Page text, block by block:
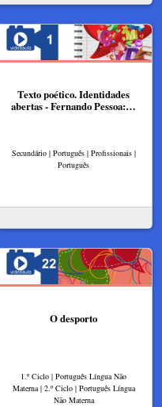
Texto poético. Identidades
abertas - Fernando Pessoa:…
Secundário | Português | Profissionais |
Português
O desporto
1.º Ciclo | Português Língua Não
Materna | 2.º Ciclo | Português Língua
Não Materna